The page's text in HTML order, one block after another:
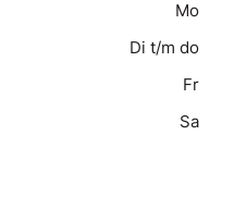
Mo
Di t/m do
Fr
Sa